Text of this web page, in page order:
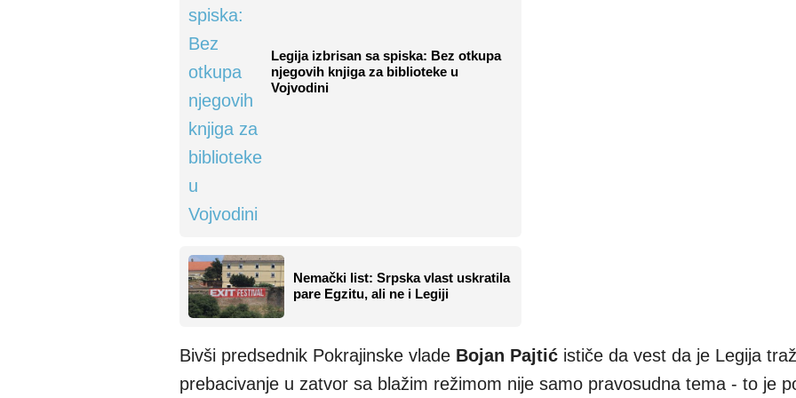
Legija izbrisan sa spiska: Bez otkupa
njegovih knjiga za biblioteke u
Vojvodini
Nemački list: Srpska vlast uskratila
pare Egzitu, ali ne i Legiji
Bivši predsednik Pokrajinske vlade Bojan Pajtić ističe da vest da je Legija
prebacivanje u zatvor sa blažim režimom nije samo pravosudna tema - to je